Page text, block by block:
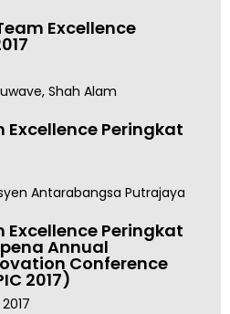
Excellence
Shah Alam
Excellence Peringkat
Antarabangsa Putrajaya
Excellence Peringkat
Annual
Conference
2017)